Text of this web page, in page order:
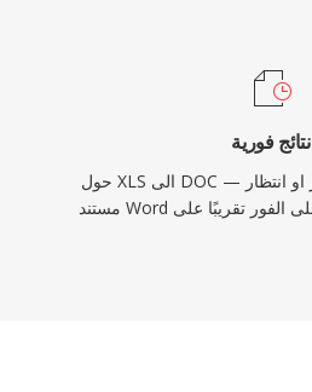
نتائج فورية
حول XLS الى DOC في ثوانٍ. بدون طوابير او انتظار —